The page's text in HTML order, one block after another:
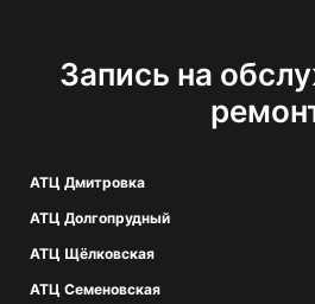
Запись на
АТЦ Дмитровка
АТЦ Долгопрудный
АТЦ Щёлковская
АТЦ Семеновская